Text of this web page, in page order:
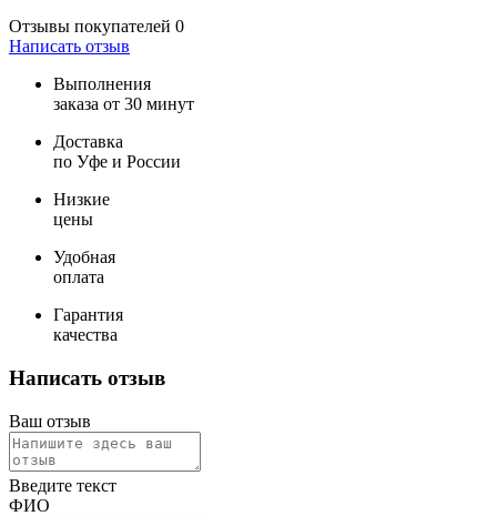
Отзывы покупателей 0
Написать отзыв
Выполнения
заказа от 30 минут
Доставка
по Уфе и России
Низкие
цены
Удобная
оплата
Гарантия
качества
Написать отзыв
Ваш отзыв
Введите текст
ФИО